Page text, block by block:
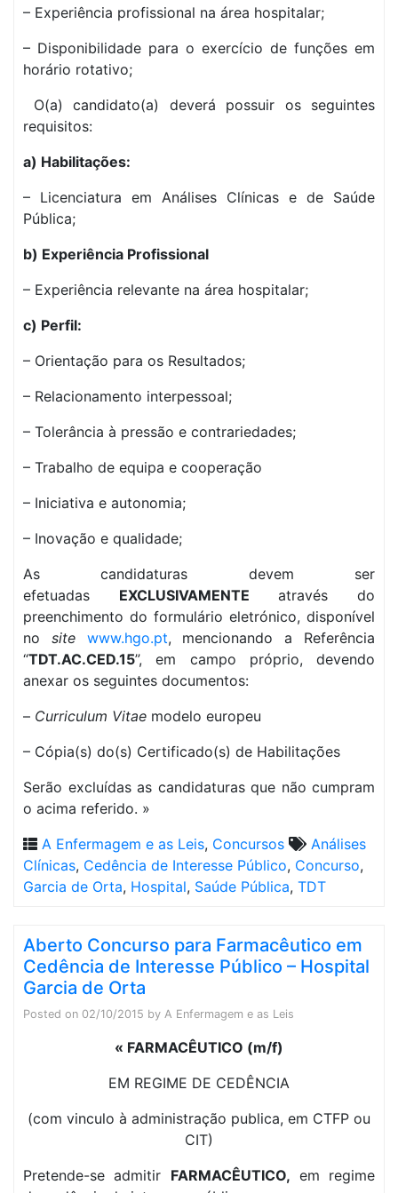
– Experiência profissional na área hospitalar;
– Disponibilidade para o exercício de funções em
horário rotativo;
O(a) candidato(a) deverá possuir os seguintes
requisitos:
a) Habilitações:
– Licenciatura em Análises Clínicas e de Saúde
Pública;
b) Experiência Profissional
– Experiência relevante na área hospitalar;
c) Perfil:
– Orientação para os Resultados;
– Relacionamento interpessoal;
– Tolerância à pressão e contrariedades;
– Trabalho de equipa e cooperação
– Iniciativa e autonomia;
– Inovação e qualidade;
As candidaturas devem ser
efetuadas EXCLUSIVAMENTE através do
preenchimento do formulário eletrónico, disponível
no site www.hgo.pt, mencionando a Referência
“TDT.AC.CED.15”, em campo próprio, devendo
anexar os seguintes documentos:
– Curriculum Vitae modelo europeu
– Cópia(s) do(s) Certificado(s) de Habilitações
Serão excluídas as candidaturas que não cumpram
o acima referido. »
A Enfermagem e as Leis, Concursos
Análises
Clínicas, Cedência de Interesse Público, Concurso,
Garcia de Orta, Hospital, Saúde Pública, TDT
Aberto Concurso para Farmacêutico em
Cedência de Interesse Público – Hospital
Garcia de Orta
Posted on 02/10/2015 by A Enfermagem e as Leis
« FARMACÊUTICO (m/f)
EM REGIME DE CEDÊNCIA
(com vinculo à administração publica, em CTFP ou
CIT)
Pretende-se admitir FARMACÊUTICO, em regime